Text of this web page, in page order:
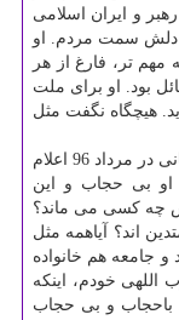
و ایران اسلامی
دلش سمت مردم. او
مهم تر، فارغ از هر
بود. او برای ملت
هیچگاه نگفت مثل
وی با اشاره به سخنان سردار شهید قاسم سلیمانی در مرداد 96 اعلام
او بی حجاب و این
چه كسی می ماند؟
اند؟ آیاهمه مثل
و جامعه هم خانواده
خودم، اینكه
باحجاب و بی حجاب